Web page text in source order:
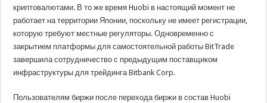
криптовалютами. В то же время Huobi в настоящий момент не
работает на территории Японии, поскольку не имеет регистрации,
которую требуют местные регуляторы. Одновременно с
закрытием платформы для самостоятельной работы BitTrade
завершила сотрудничество с предыдущим поставщиком
инфраструктуры для трейдинга Bitbank Corp.
Пользователям биржи после перехода биржи в состав Huobi